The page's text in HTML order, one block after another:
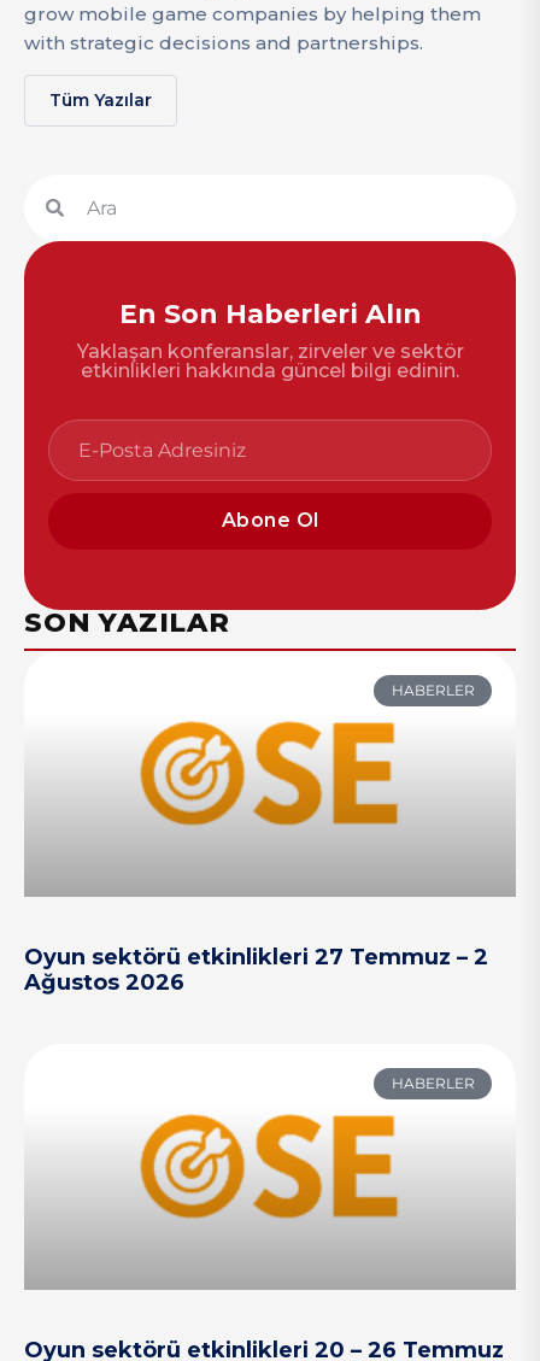
grow mobile game companies by helping them
with strategic decisions and partnerships.
Tüm Yazılar
En Son Haberleri Alın
Yaklaşan konferanslar, zirveler ve sektör
etkinlikleri hakkında güncel bilgi edinin.
Abone Ol
SON YAZILAR
HABERLER
Oyun sektörü etkinlikleri 27 Temmuz – 2
Ağustos 2026
HABERLER
Oyun sektörü etkinlikleri 20 – 26 Temmuz